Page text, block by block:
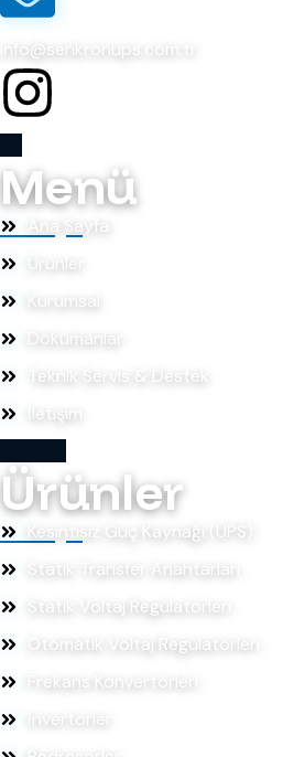
info@senkronups.com.tr
Menü
Ana Sayfa
Ürünler
Kurumsal
Dökümanlar
Teknik Servis & Destek
İletişim
Ürünler
Kesintisiz Güç Kaynağı (UPS)
Statik Transfer Anahtarları
Statik Voltaj Regülatörleri
Otomatik Voltaj Regülatörleri
Frekans Konvertörleri
İnvertörler